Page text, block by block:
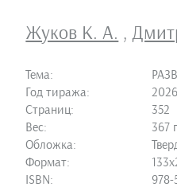
Жуков К. А. ,
Тема:
Год тиража:
2026
Страниц:
352
Вес:
367
Обложка:
Формат:
ISBN:
978-